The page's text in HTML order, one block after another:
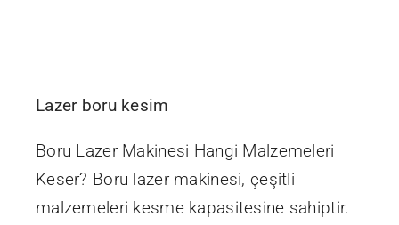
Lazer boru kesim
Boru Lazer Makinesi Hangi Malzemeleri
Keser? Boru lazer makinesi, çeşitli
malzemeleri kesme kapasitesine sahiptir.